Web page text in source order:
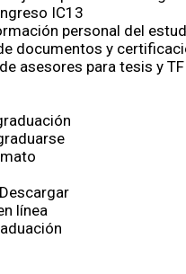
IC13
personal del
documentos y
asesores para tesis y
línea